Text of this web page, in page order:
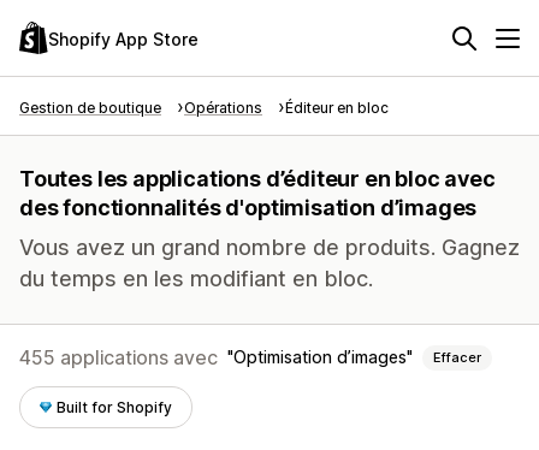
Shopify App Store
Gestion de boutique Opérations Éditeur en bloc
Toutes les applications d’éditeur en bloc avec
des fonctionnalités d'optimisation d’images
Vous avez un grand nombre de produits. Gagnez
du temps en les modifiant en bloc.
455 applications avec Optimisation d’images Effacer
Built for Shopify